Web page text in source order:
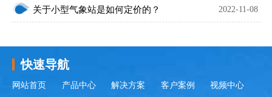
关于小型气象站是如何定价的？ 2022-11-08
快速导航
网站首页 产品中心 解决方案 客户案例
视频中心